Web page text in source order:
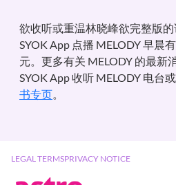
欲收听或重温林晓峰欲完整版
SYOK App 点播 MELODY 早晨
元。更多有关 MELODY 的最新
SYOK App 收听 MELODY 电台
书专页。
LEGAL TERMSPRIVACY NOTICE